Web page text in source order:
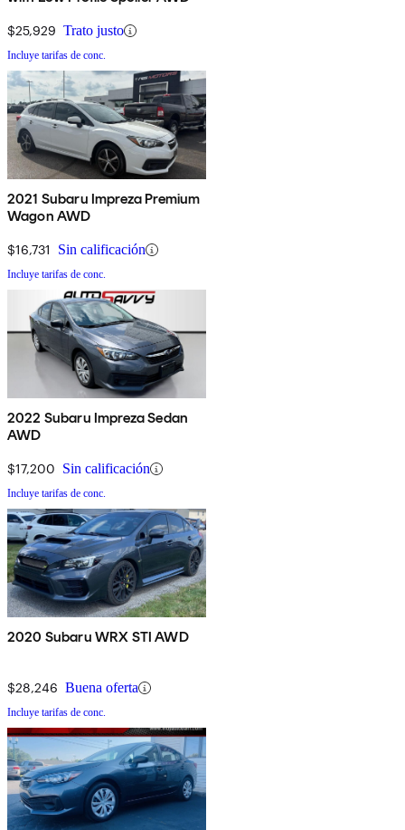
$25,929 Trato justo
Incluye tarifas de conc.
2021 Subaru Impreza Premium
Wagon AWD
$16,731 Sin calificación
Incluye tarifas de conc.
2022 Subaru Impreza Sedan
AWD
$17,200 Sin calificación
Incluye tarifas de conc.
2020 Subaru WRX STI AWD
$28,246 Buena oferta
Incluye tarifas de conc.